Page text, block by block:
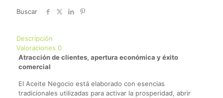
Buscar
Descripción
Valoraciones 0
Atracción de clientes, apertura económica y éxito
comercial
El Aceite Negocio está elaborado con esencias
tradicionales utilizadas para activar la prosperidad, abrir